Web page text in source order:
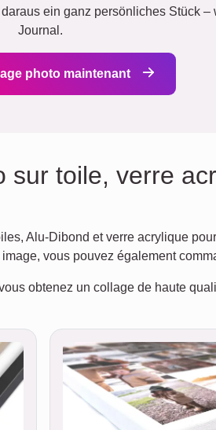
ein ganz persönliches Stück
Journal.
photo maintenant
toile, verre
Alu-Dibond et verre acrylique
vous pouvez également
obtenez un collage de haute